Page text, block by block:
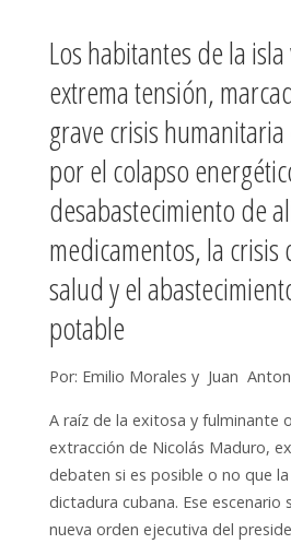
Los habitantes de la
extrema tensión,
grave crisis
por el colapso
desabastecimiento de
medicamentos, la crisis
salud y el
potable
Por: Emilio Morales y Juan
A raíz de la exitosa y fulminante
extracción de Nicolás Maduro,
debaten si es posible o no que
dictadura cubana. Ese escenario
nueva orden ejecutiva del